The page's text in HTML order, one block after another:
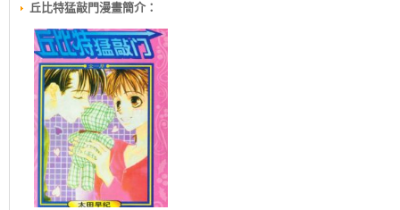
丘比特猛敲門漫畫簡介：